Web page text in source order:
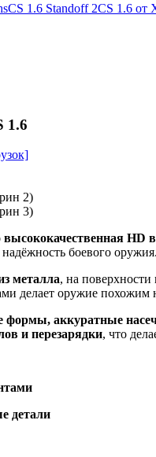
CS 1.6 Standoff 2CS 1.6 от
1.6
высококачественная HD
боевого оружия.
металла, на
делает оружие похожим
формы, аккуратные
и перезарядки, что
детали